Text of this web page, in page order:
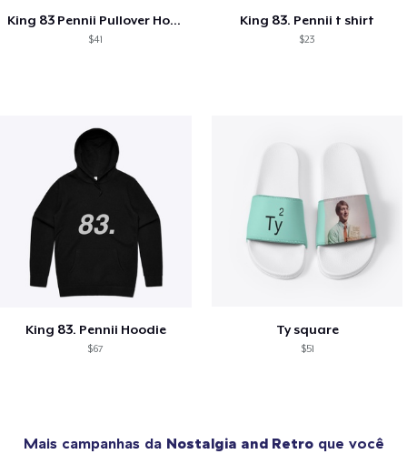
King 83 Pennii Pullover Hoodie
$41
King 83. Pennii t shirt
$23
King 83. Pennii Hoodie
$67
Ty square
$51
Mais campanhas da Nostalgia and Retroque você